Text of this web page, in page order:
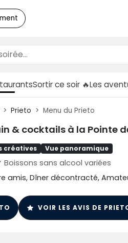
Sortirce soir 🔥Les
Prieto Menu du Prieto
& cocktails à la Pointe
créatives Vue panoramique
Boissons sans alcool variées
amis, Dîner décontracté,
VOIR LES AVIS DE